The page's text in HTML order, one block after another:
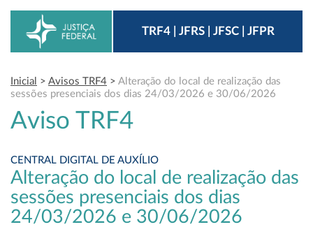
TRF4 | JFRS | JFSC | JFPR
Inicial > Avisos TRF4 > Alteração do local de realização das
sessões presenciais dos dias 24/03/2026 e 30/06/2026
Aviso TRF4
CENTRAL DIGITAL DE AUXÍLIO
Alteração do local de realização das
sessões presenciais dos dias
24/03/2026 e 30/06/2026